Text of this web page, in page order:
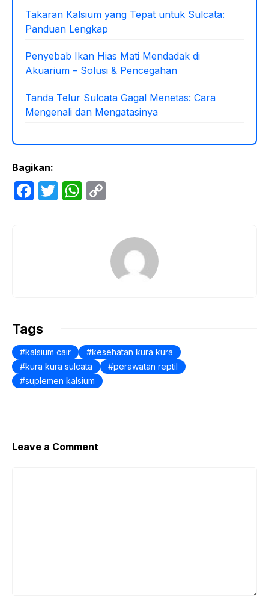
Takaran Kalsium yang Tepat untuk Sulcata:
Panduan Lengkap
Penyebab Ikan Hias Mati Mendadak di
Akuarium – Solusi & Pencegahan
Tanda Telur Sulcata Gagal Menetas: Cara
Mengenali dan Mengatasinya
Bagikan:
F
k
T
W
y
Li
Tags
kalsium cair
kesehatan kura kura
kura kura sulcata
perawatan reptil
suplemen kalsium
Leave a Comment